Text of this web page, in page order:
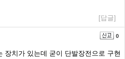
[답글]
0
장치가 있는데 굳이 단발장전으로 구현